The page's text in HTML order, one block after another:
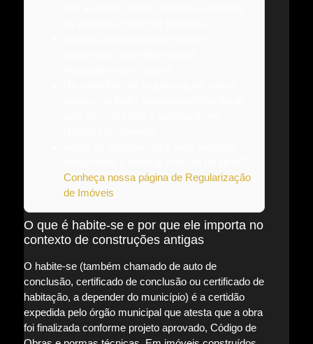
Conheça nossa página de Regularização
de Imóveis
O que é habite-se e por que ele importa no
contexto de construções antigas
O habite-se (também chamado de auto de
conclusão, certificado de conclusão ou certificado de
habitação, a depender do município) é a certidão
expedida pelo órgão municipal que atesta que a obra
foi finalizada conforme projeto aprovado, Código de